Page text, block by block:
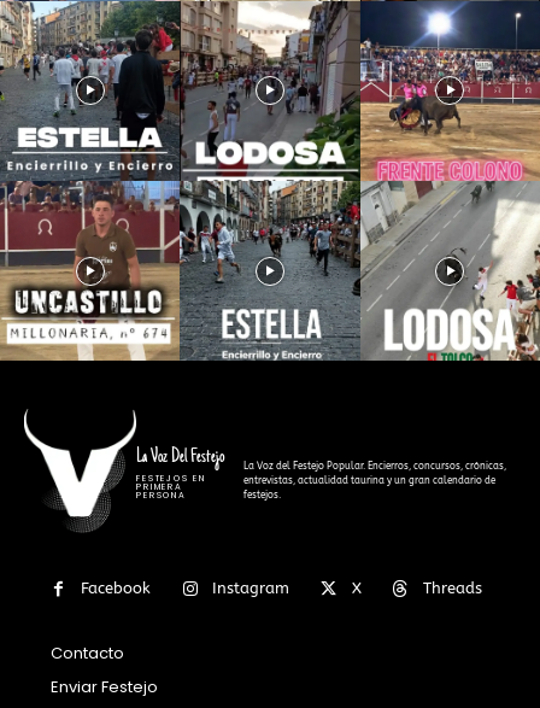
La Voz Del Festejo
FESTEJOS EN
PRIMERA
PERSONA
La Voz del Festejo Popular. Encierros, concursos, crónicas,
entrevistas, actualidad taurina y un gran calendario de
festejos.
Facebook Instagram X Threads
Contacto
Enviar Festejo